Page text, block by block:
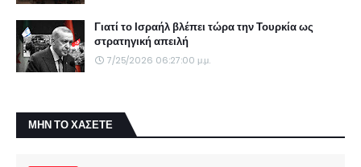
Γιατί το Ισραήλ βλέπει τώρα την Τουρκία ως
στρατηγική απειλή
7/25/2026 06:27:00 μ.μ.
ΜΗΝ ΤΟ ΧΑΣΕΤΕ